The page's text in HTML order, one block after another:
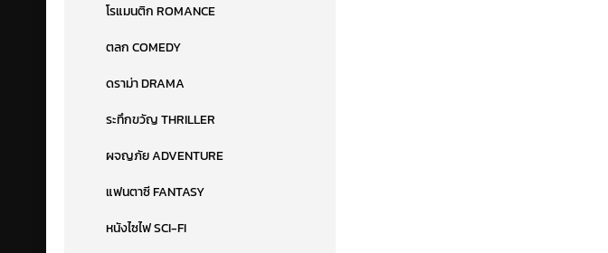
โรแมนติก ROMANCE
ตลก COMEDY
ดราม่า DRAMA
ระทึกขวัญ THRILLER
ผจญภัย ADVENTURE
แฟนตาซี FANTASY
หนังไซไฟ SCI-FI